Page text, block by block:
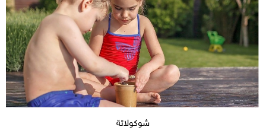
شوكولاتة